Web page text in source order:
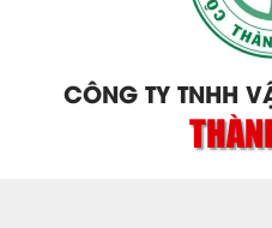
CÔNG TY TNHH